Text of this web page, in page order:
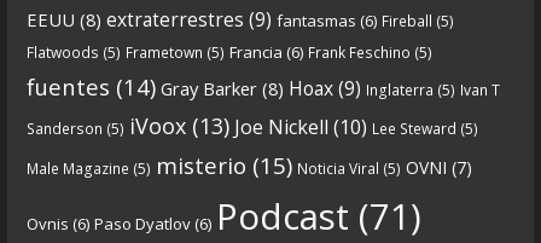
Descargar
https://www.ivoox.com/cdn-6x05-8211-qanon-
parte-1-origenes-audios-mp3_rf_67157433_1.html
Tras una exhaustiva investigación en los orígenes
y desarrollo de Qanon, la madre de todas las
EEUU (8) extraterrestres (9) fantasmas (6) Fireball (5)
Flatwoods (5) Frametown (5) Francia (6) Frank Feschino (5)
fuentes (14) Gray Barker (8) Hoax(9) Inglaterra (5) Ivan T
Sanderson (5) iVoox (13) Joe Nickell (10) Lee Steward (5)
Male Magazine (5) misterio (15) Noticia Viral (5) OVNI (7)
Ovnis (6) Paso Dyatlov (6) Podcast (71)